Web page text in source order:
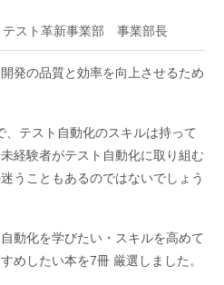
スト革新事業部 事業部長
発の品質と効率を向上させるため
テスト自動化のスキルは持って
経験者がテスト自動化に取り組む
うこともあるのではないでしょう
動化を学びたい・スキルを高めて
めしたい本を7冊 厳選しました。